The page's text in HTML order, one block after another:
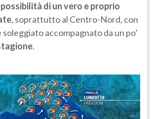
di un vero e proprio
, soprattutto al Centro-Nord, con
accompagnato da un po’
.